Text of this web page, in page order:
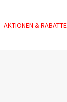
AKTIONEN & RABATTE